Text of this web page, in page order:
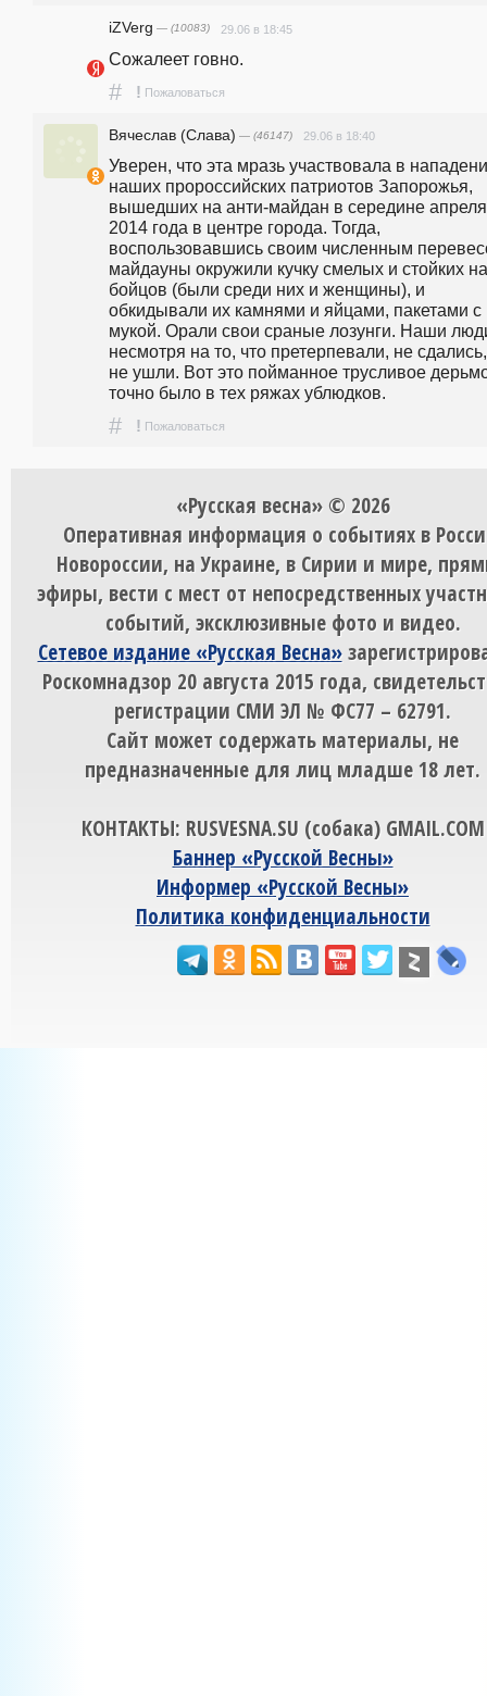
iZVerg — (10083) 29.06 в 18:45
Сожалеет говно.
# ! Пожаловаться
Вячеслав (Слава) — (46147) 29.06 в 18:40
Уверен, что эта мразь участвовала в
наших пророссийских патриотов Запорожья,
вышедших на анти-майдан в середине апреля
2014 года в центре города. Тогда,
воспользовавшись своим численным
майдауны окружили кучку смелых и стойких
бойцов (были среди них и женщины), и
обкидывали их камнями и яйцами, пакетами с
мукой. Орали свои сраные лозунги. Наши
несмотря на то, что претерпевали, не
не ушли. Вот это пойманное трусливое
точно было в тех ряжах ублюдков.
# ! Пожаловаться
«Русская весна» © 2026
Оперативная информация о событиях в
Новороссии, на Украине, в Сирии и мире,
эфиры, вести с мест от непосредственных
событий, эксклюзивные фото и видео.
Сетевое издание «Русская Весна»
Роскомнадзор 20 августа 2015 года,
регистрации СМИ ЭЛ № ФС77 – 62791.
Сайт может содержать материалы, не
предназначенные для лиц младше 18 лет.
КОНТАКТЫ: RUSVESNA.SU (собака) GMAIL.COM
Баннер «Русской Весны»
Информер «Русской Весны»
Политика конфиденциальности